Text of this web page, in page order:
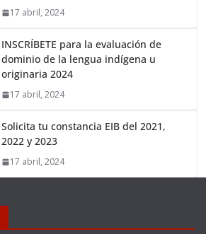
17 abril, 2024
INSCRÍBETE para la evaluación de
dominio de la lengua indígena u
originaria 2024
17 abril, 2024
Solicita tu constancia EIB del 2021,
2022 y 2023
17 abril, 2024